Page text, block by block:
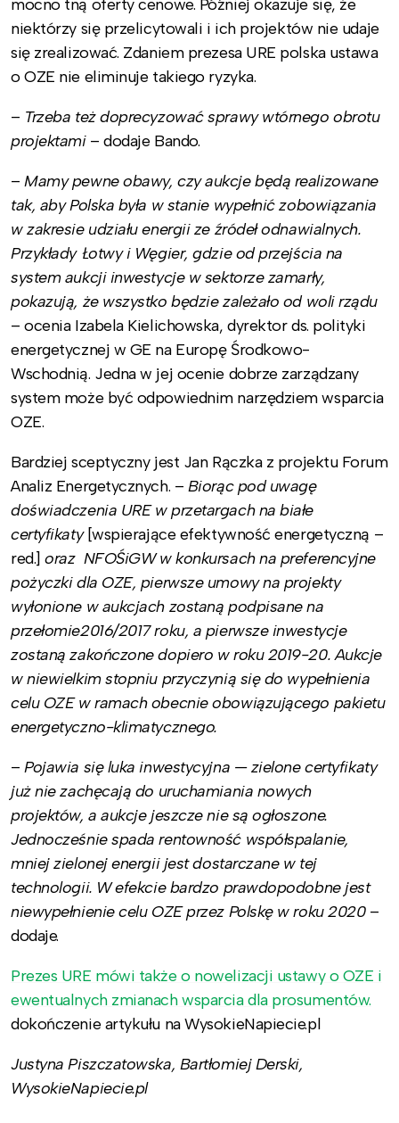
mocno tną oferty cenowe. Później okazuje się, że
niektórzy się przelicytowali i ich projektów nie udaje
się zrealizować. Zdaniem prezesa URE polska ustawa
o OZE nie eliminuje takiego ryzyka.
– Trzeba też doprecyzować sprawy wtórnego obrotu
projektami– dodaje Bando.
–Mamy pewne obawy, czy aukcje będą realizowane
tak, aby Polska była w stanie wypełnić zobowiązania
w zakresie udziału energii ze źródeł odnawialnych.
Przykłady Łotwy i Węgier, gdzie od przejścia na
system aukcji inwestycje w sektorze zamarły,
pokazują, że wszystko będzie zależało od woli rządu
– ocenia Izabela Kielichowska, dyrektor ds. polityki
energetycznej w GE na Europę Środkowo-
Wschodnią. Jedna w jej ocenie dobrze zarządzany
system może być odpowiednim narzędziem wsparcia
OZE.
Bardziej sceptyczny jest Jan Rączka z projektu Forum
Analiz Energetycznych. – Biorąc pod uwagę
doświadczenia URE w przetargach na białe
certyfikaty[wspierające efektywność energetyczną –
red.]oraz NFOŚiGW w konkursach na preferencyjne
pożyczki dla OZE, pierwsze umowy na projekty
wyłonione w aukcjach zostaną podpisane na
przełomie2016/2017 roku, a pierwsze inwestycje
zostaną zakończone dopiero w roku 2019-20. Aukcje
w niewielkim stopniu przyczynią się do wypełnienia
celu OZE w ramach obecnie obowiązującego pakietu
energetyczno-klimatycznego.
–Pojawia się luka inwestycyjna — zielone certyfikaty
już nie zachęcają do uruchamiania nowych
projektów, a aukcje jeszcze nie są ogłoszone.
Jednocześnie spada rentowność współspalanie,
mniej zielonej energii jest dostarczane w tej
technologii. W efekcie bardzo prawdopodobne jest
niewypełnienie celu OZE przez Polskę w roku 2020 –
dodaje.
Prezes URE mówi także o nowelizacji ustawy o OZE i
ewentualnych zmianach wsparcia dla prosumentów.
dokończenie artykułu na WysokieNapiecie.pl
Justyna Piszczatowska, Bartłomiej Derski,
WysokieNapiecie.pl